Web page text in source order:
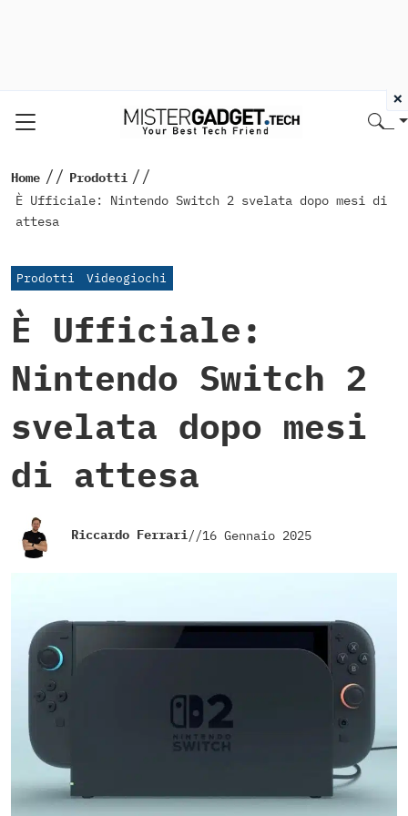
Home // Prodotti //
È Ufficiale: Nintendo Switch 2 svelata dopo mesi di
attesa
Prodotti Videogiochi
È Ufficiale:
Nintendo Switch 2
svelata dopo mesi
di attesa
Riccardo Ferrari//16 Gennaio 2025
×